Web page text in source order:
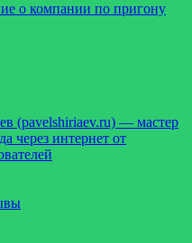
о компании по пригону
(pavelshiriaev.ru) — мастер
через интернет от